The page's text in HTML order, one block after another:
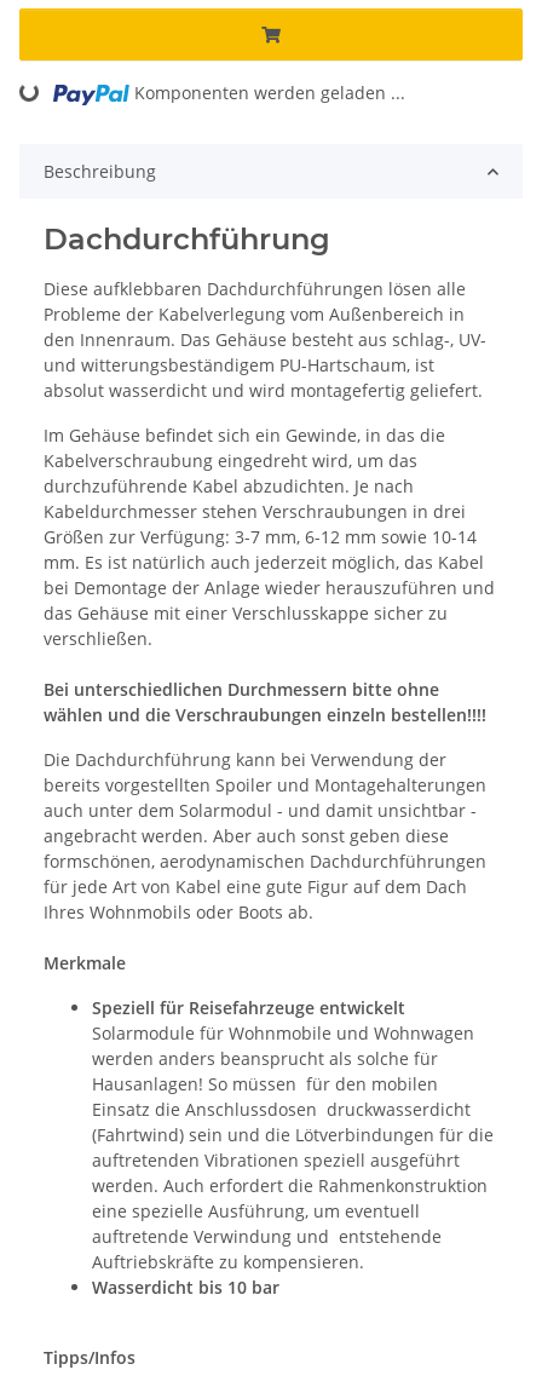
Komponenten werden geladen ...
Beschreibung
Dachdurchführung
Diese aufklebbaren Dachdurchführungen lösen alle
Probleme der Kabelverlegung vom Außenbereich in
den Innenraum. Das Gehäuse besteht aus schlag-, UV-
und witterungsbeständigem PU-Hartschaum, ist
absolut wasserdicht und wird montagefertig geliefert.
Im Gehäuse befindet sich ein Gewinde, in das die
Kabelverschraubung eingedreht wird, um das
durchzuführende Kabel abzudichten. Je nach
Kabeldurchmesser stehen Verschraubungen in drei
Größen zur Verfügung: 3-7 mm, 6-12 mm sowie 10-14
mm. Es ist natürlich auch jederzeit möglich, das Kabel
bei Demontage der Anlage wieder herauszuführen und
das Gehäuse mit einer Verschlusskappe sicher zu
verschließen.
Bei unterschiedlichen Durchmessern bitte ohne
wählen und die Verschraubungen einzeln bestellen!!!!
Die Dachdurchführung kann bei Verwendung der
bereits vorgestellten Spoiler und Montagehalterungen
auch unter dem Solarmodul - und damit unsichtbar -
angebracht werden. Aber auch sonst geben diese
formschönen, aerodynamischen Dachdurchführungen
für jede Art von Kabel eine gute Figur auf dem Dach
Ihres Wohnmobils oder Boots ab.
Merkmale
Speziell für Reisefahrzeuge entwickelt
Solarmodule für Wohnmobile und Wohnwagen
werden anders beansprucht als solche für
Hausanlagen! So müssen für den mobilen
Einsatz die Anschlussdosen druckwasserdicht
(Fahrtwind) sein und die Lötverbindungen für die
auftretenden Vibrationen speziell ausgeführt
werden. Auch erfordert die Rahmenkonstruktion
eine spezielle Ausführung, um eventuell
auftretende Verwindung und entstehende
Auftriebskräfte zu kompensieren.
Wasserdicht bis 10 bar
Tipps/Infos